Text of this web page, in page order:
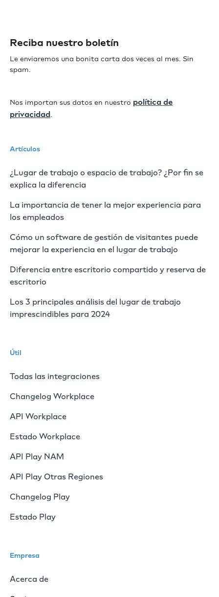
Reciba nuestro boletín
Le enviaremos una bonita carta dos veces al mes. Sin
spam.
Nos importan sus datos en nuestro política de
privacidad.
Artículos
¿Lugar de trabajo o espacio de trabajo? ¿Por fin se
explica la diferencia
La importancia de tener la mejor experiencia para
los empleados
Cómo un software de gestión de visitantes puede
mejorar la experiencia en el lugar de trabajo
Diferencia entre escritorio compartido y reserva de
escritorio
Los 3 principales análisis del lugar de trabajo
imprescindibles para 2024
Útil
Todas las integraciones
Changelog Workplace
API Workplace
Estado Workplace
API Play NAM
API Play Otras Regiones
Changelog Play
Estado Play
Empresa
Acerca de